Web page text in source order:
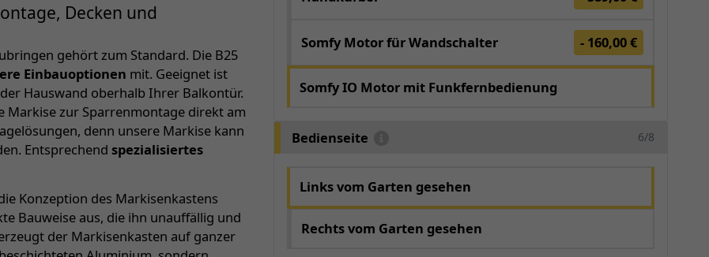
Decken und
gehört zum Standard. Die B25
Einbauoptionen mit. Geeignet ist
Hauswand oberhalb Ihrer Balkontür.
Markise zur Sparrenmontage direkt am
denn unsere Markise kann
Entsprechend spezialisiertes
Konzeption des Markisenkastens
Bauweise aus, die ihn unauffällig und
der Markisenkasten auf ganzer
Somfy Motor für Wandschalter - 160,00 €
Somfy IO Motor mit Funkfernbedienung
Bedienseite 6/8
Links vom Garten gesehen
Rechts vom Garten gesehen